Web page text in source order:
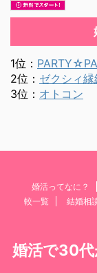
1位：
2位： ゼクシィ縁
3位： オトコン
婚活ってなに？
較一覧
結婚相
婚活で30